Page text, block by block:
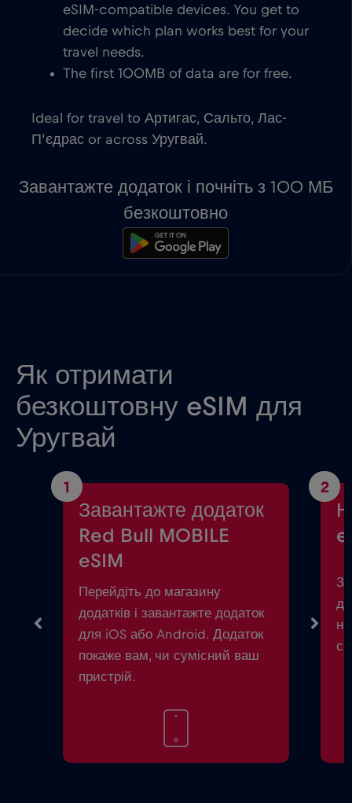
eSIM-compatible devices. You get to
decide which plan works best for your
travel needs.
The first 100MB of data are for free.
Ideal for travel to Артигас, Сальто, Лас-
П’єдрас or across Уругвай.
Завантажте додаток і почніть з 100 МБ
безкоштовно
Як отримати
безкоштовну eSIM для
Уругвай
1
Завантажте додаток
Red Bull MOBILE
eSIM
Перейдіть до магазину
додатків і завантажте додаток
для iOS або Android. Додаток
покаже вам, чи сумісний ваш
пристрій.
2